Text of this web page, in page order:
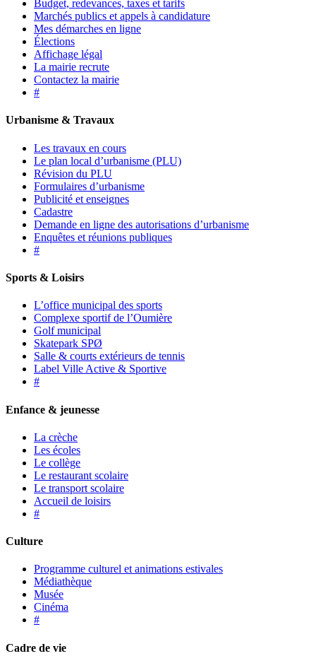
Budget, redevances, taxes et tarifs
Marchés publics et appels à candidature
Mes démarches en ligne
Élections
Affichage légal
La mairie recrute
Contactez la mairie
#
Urbanisme & Travaux
Les travaux en cours
Le plan local d’urbanisme (PLU)
Révision du PLU
Formulaires d’urbanisme
Publicité et enseignes
Cadastre
Demande en ligne des autorisations d’urbanisme
Enquêtes et réunions publiques
#
Sports & Loisirs
L’office municipal des sports
Complexe sportif de l’Oumière
Golf municipal
Skatepark SPØ
Salle & courts extérieurs de tennis
Label Ville Active & Sportive
#
Enfance & jeunesse
La crèche
Les écoles
Le collège
Le restaurant scolaire
Le transport scolaire
Accueil de loisirs
#
Culture
Programme culturel et animations estivales
Médiathèque
Musée
Cinéma
#
Cadre de vie